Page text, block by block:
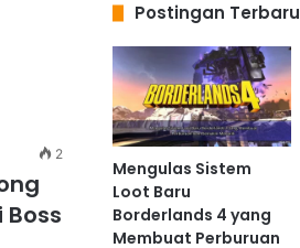
2
Postingan Terbaru
Mengulas Sistem
Loot Baru
Borderlands 4 yang
Membuat Perburuan